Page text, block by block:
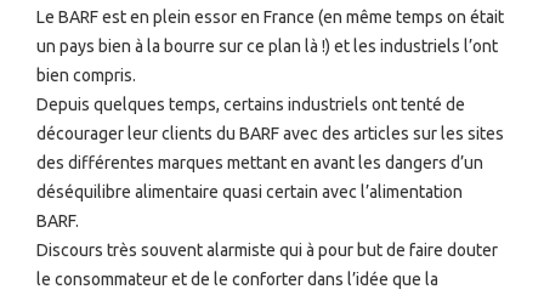
Le BARF est en plein essor en France (en même temps on était
un pays bien à la bourre sur ce plan là !) et les industriels l’ont
bien compris.
Depuis quelques temps, certains industriels ont tenté de
décourager leur clients du BARF avec des articles sur les sites
des différentes marques mettant en avant les dangers d’un
déséquilibre alimentaire quasi certain avec l’alimentation
BARF.
Discours très souvent alarmiste qui à pour but de faire douter
le consommateur et de le conforter dans l’idée que la